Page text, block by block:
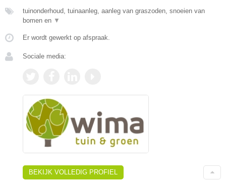
tuinonderhoud, tuinaanleg, aanleg van graszoden, snoeien van
bomen en ▼
Er wordt gewerkt op afspraak.
Sociale media:
BEKIJK VOLLEDIG PROFIEL